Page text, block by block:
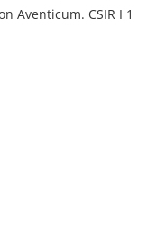
Aventicum. CSIR I 1